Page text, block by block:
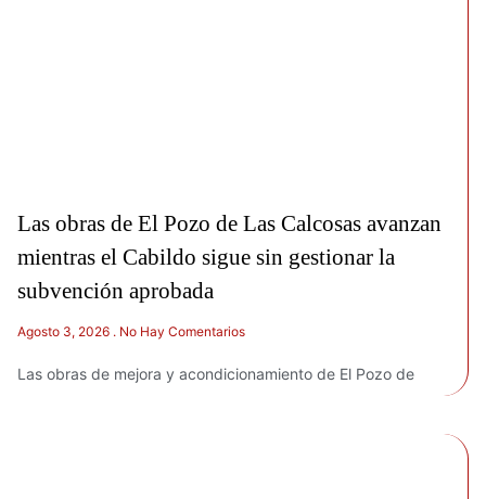
Las obras de El Pozo de Las Calcosas avanzan
mientras el Cabildo sigue sin gestionar la
subvención aprobada
Agosto 3, 2026 No Hay Comentarios
Las obras de mejora y acondicionamiento de El Pozo de